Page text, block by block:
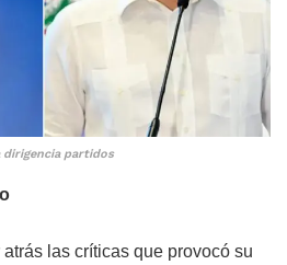
dirigencia partidos
las críticas que provocó su